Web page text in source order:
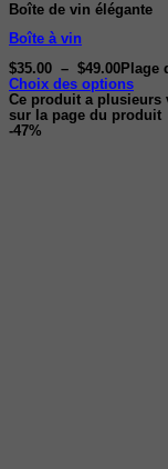
Boîte de vin élégante
Boîte à vin
$35.00 – $49.00 Plage
Choix des options
Ce produit a plusieurs
sur la page du produit
-47%